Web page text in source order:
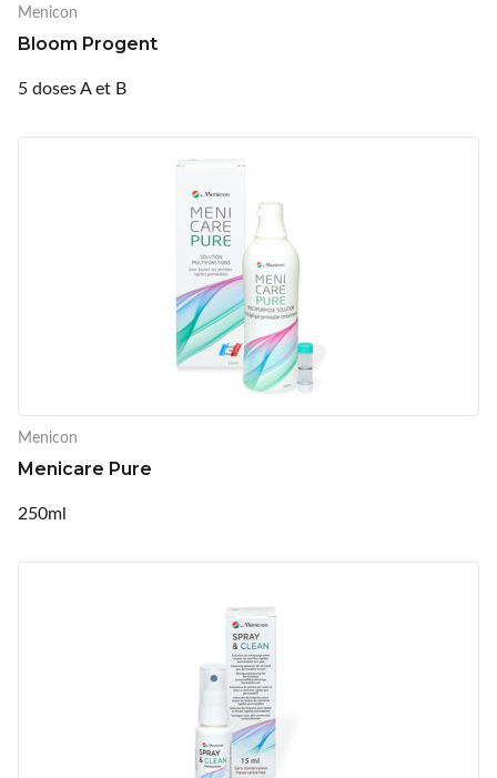
Menicon
Bloom Progent
5 doses A et B
Menicon
Menicare Pure
250ml